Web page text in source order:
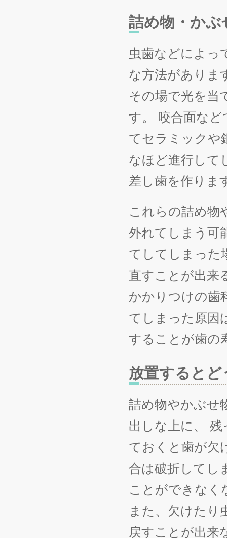
詰め物・か
虫歯などによっ
な方法がありま
その場で光を当
す。 咬合面な
てセラミックや
なほど進行して
差し歯を作りま
これらの詰め物
外れてしまう可
てしてしまった
直すことが出来
かかりつけの歯
てしまった原因
することが歯の
放置すると
詰め物やかぶせ
出しな上に、
ておくと歯が欠
合は破折してし
ことができなく
また、欠けたり
戻すことが出来